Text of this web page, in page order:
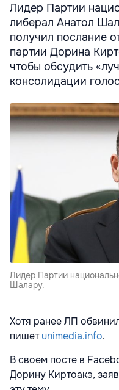
Лидер Партии
либерал Анатол
получил послание
партии Дорина
чтобы обсудить
консолидации
Лидер Партии
Шалару.
Хотя ранее ЛП
пишетunimedia.info.
В своем посте в
Дорину Киртоакэ,